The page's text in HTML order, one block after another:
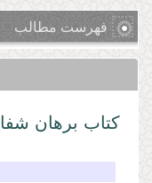
فهرست مطالب
كتاب برهان شفا